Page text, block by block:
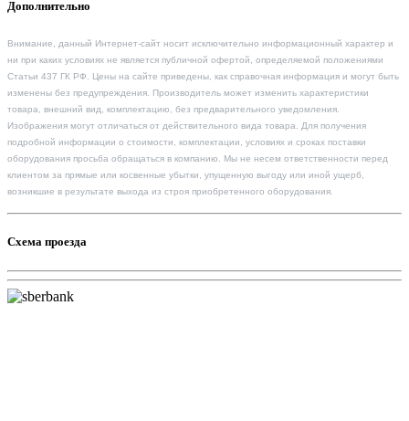
Дополнительно
Внимание, данный Интернет-сайт носит исключительно информационный характер и
ни при каких условиях не является публичной офертой, определяемой положениями
Статьи 437 ГК РФ. Цены на сайте приведены, как справочная информация и могут быть
изменены без предупреждения. Производитель может изменить характеристики
товара, внешний вид, комплектацию, без предварительного уведомления.
Изображения могут отличаться от действительного вида товара. Для получения
подробной информации о стоимости, комплектации, условиях и сроках поставки
оборудования просьба обращаться в компанию. Мы не несем ответственности перед
клиентом за прямые или косвенные убытки, упущенную выгоду или иной ущерб,
возникшие в результате выхода из строя приобретенного оборудования.
Схема проезда